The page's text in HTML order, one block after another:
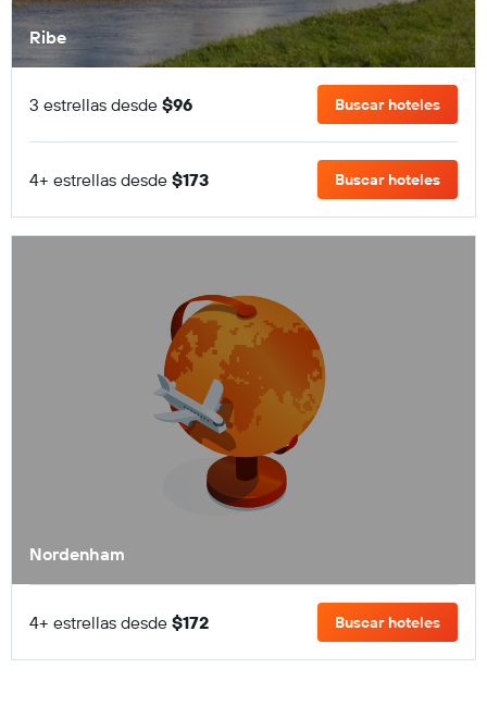
Ribe
3 estrellas desde $96 Buscar hoteles
4+ estrellas desde $173 Buscar hoteles
Nordenham
4+ estrellas desde $172 Buscar hoteles